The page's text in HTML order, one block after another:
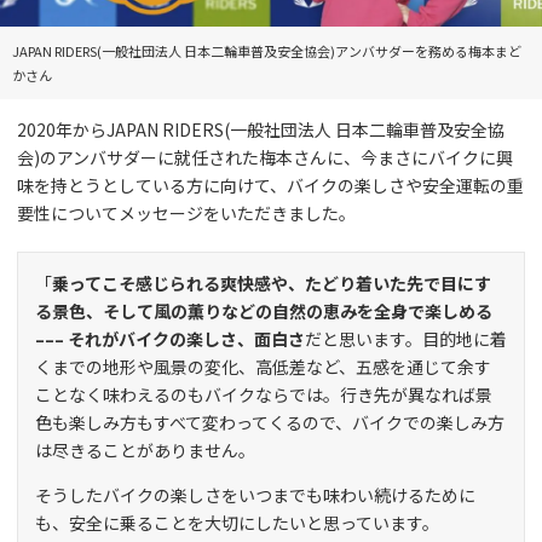
JAPAN RIDERS(一般社団法人 日本二輪車普及安全協会)アンバサダーを務める梅本まど
かさん
2020年からJAPAN RIDERS(一般社団法人 日本二輪車普及安全協
会)のアンバサダーに就任された梅本さんに、今まさにバイクに興
味を持とうとしている方に向けて、バイクの楽しさや安全運転の重
要性についてメッセージをいただきました。
「乗ってこそ感じられる爽快感や、たどり着いた先で目にす
る景色、そして風の薫りなどの自然の恵みを全身で楽しめる
––– それがバイクの楽しさ、面白さだと思います。目的地に着
くまでの地形や風景の変化、高低差など、五感を通じて余す
ことなく味わえるのもバイクならでは。行き先が異なれば景
色も楽しみ方もすべて変わってくるので、バイクでの楽しみ方
は尽きることがありません。
そうしたバイクの楽しさをいつまでも味わい続けるために
も、安全に乗ることを大切にしたいと思っています。